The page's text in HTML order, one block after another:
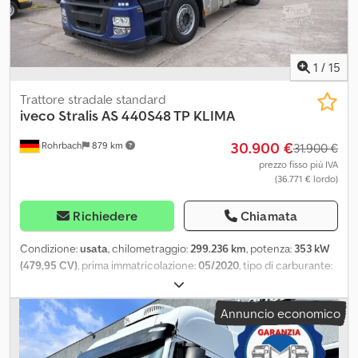
speciali. Targhe per l'esportazione e targhe provvisorie: Vi
aiutiamo a ottenere le targhe per l'esportazione o le targhe
provvisorie. Pratiche doganali: Vi supportiamo anche per le
pratiche doganali. Trasporto veicoli: Su richiesta, organizziamo il
1 / 15
Rohrbach 879 km
Trattore stradale standard
iveco Stralis AS 440S48 TP KLIMA
30.900 €31.900 €
prezzo fisso più IVA
(36.771 € lordo)
Richiedere Chiamata
Condizione:usata, chilometraggio:299.236 km, potenza: 353 kW
(479,95 CV), prima immatricolazione:05/2020, tipo di carburante:
, peso massimo di carico:
peso complessivo:18.000 kg, passo:3.790 mm, carburante:diesel,
colore:blu, cabina di guida:altro , tipo di ingranaggio: automatico,
classe di emissione:Euro 6, sospensione: altro, lunghezza totale:
6.250 mm, Anno di produzione:2020, numero di posti:2, altezza di
Annuncio economico